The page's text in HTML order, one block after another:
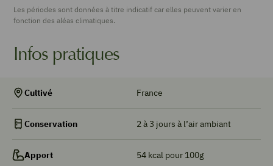
Les périodes sont données à titre indicatif car elles peuvent varier en
fonction des aléas climatiques.
Infos pratiques
Cultivé France
Conservation 2 à 3 jours à l’air ambiant
Apport 54 kcal pour 100g